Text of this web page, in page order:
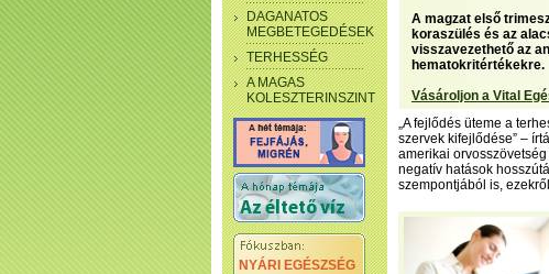
DAGANATOS
MEGBETEGEDÉSEK
TERHESSÉG
A MAGAS
KOLESZTERINSZINT
NYÁRI EGÉSZSÉG
A magzat első
koraszülés és az
visszavezethető az
hematokritértékekre.
Vásároljon a Vital
„A fejlődés üteme a
szervek kifejlődése” –
amerikai
negatív hatások
szempontjából is,